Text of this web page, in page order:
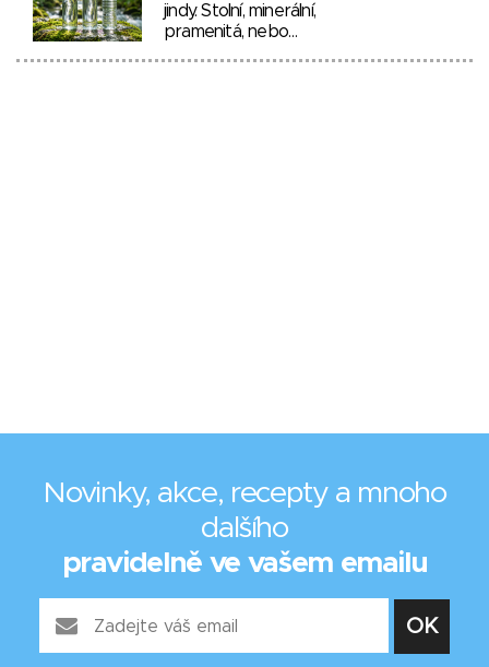
jindy. Stolní, minerální,
pramenitá, nebo…
Novinky, akce, recepty a mnoho
dalšího
pravidelně ve vašem emailu